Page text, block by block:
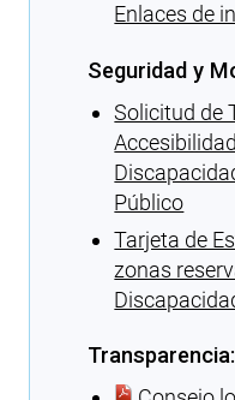
Enlaces de
Seguridad y
Solicitud de
Público
Tarjeta de
zonas
Transparencia: